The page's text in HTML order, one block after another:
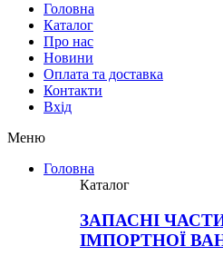
Головна
Каталог
Про нас
Новини
Оплата та доставка
Контакти
Вхiд
Меню
Головна
Каталог
ЗАПАСНІ
ІМПОРТНОЇ